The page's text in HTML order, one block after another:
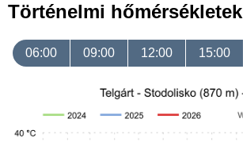
Történelmi hőmérsékletek
06:00 09:00 12:00 15:00